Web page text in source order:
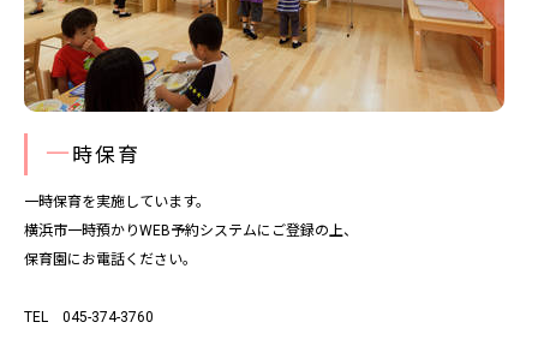
一 時保育
一時保育を実施しています。
横浜市一時預かりWEB予約システムにご登録の上、
保育園にお電話ください。
TEL 045-374-3760